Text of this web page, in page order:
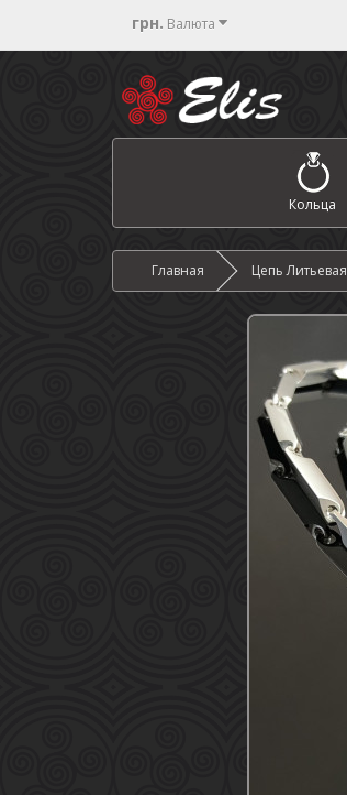
грн. Валюта
Кольца
Главная Цепь Литьевая